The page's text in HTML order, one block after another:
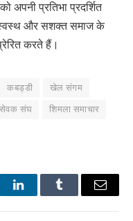
प्रतिभा प्रदर्शित
और सशक्त समाज के
करते हैं।
कबड्डी खेल संगम
सेवक संघ शिमला समाचार
LinkedInTumblr Email